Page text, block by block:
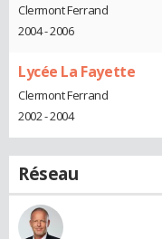
Clermont Ferrand
2004 - 2006
Lycée La Fayette
Clermont Ferrand
2002 - 2004
Réseau